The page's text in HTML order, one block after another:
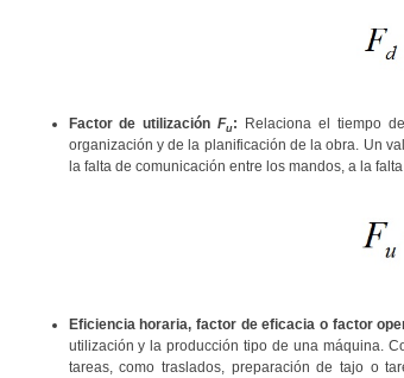
Factor de utilizaciónFu:
Relaciona el tiempo
organización y de la planificación de la obra. Un
la falta de comunicación entre los mandos, a la
Eficiencia horaria, factor de eficacia o factor
utilización y la producción tipo de una máquina.
tareas, como traslados, preparación de tajo o